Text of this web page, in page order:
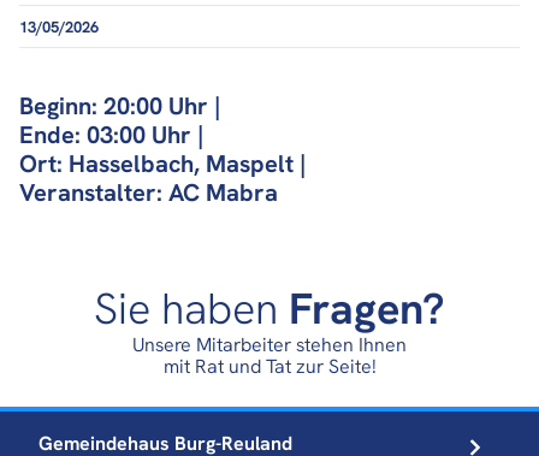
13/05/2026
Beginn: 20:00 Uhr |
Ende: 03:00 Uhr |
Ort: Hasselbach, Maspelt |
Veranstalter: AC Mabra
Sie haben Fragen?
Unsere Mitarbeiter stehen Ihnen
mit Rat und Tat zur Seite!
Gemeindehaus Burg-Reuland